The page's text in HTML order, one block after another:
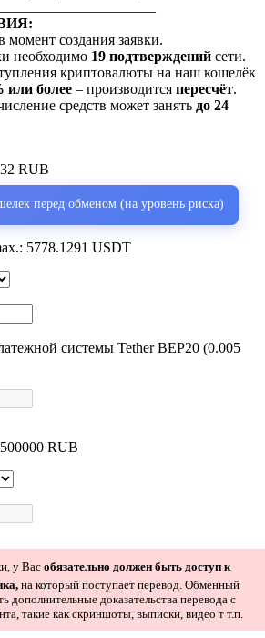
момент создания заявки.
необходимо 19 подтверждений сети.
криптовалюты на наш кошелёк
или более – производится пересчёт.
средств может занять до 24
RUB
перед обменом (на уровень риска)
5778.1291 USDT
системы Tether BEP20 (0.005
RUB
у Вас обязательно должен быть доступ к
на который поступает перевод. Обменный
дополнительные доказательства перевода с
такие как скриншоты, выписки, видео т т.п.